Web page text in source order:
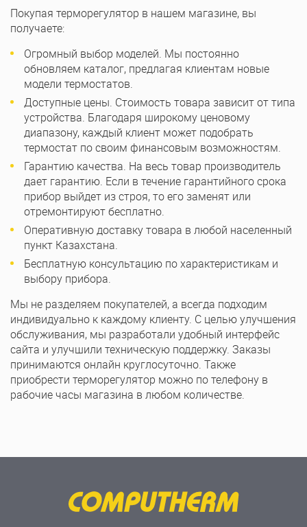
Покупая терморегулятор в нашем магазине, вы
получаете:
Огромный выбор моделей. Мы постоянно
обновляем каталог, предлагая клиентам новые
модели термостатов.
Доступные цены. Стоимость товара зависит от типа
устройства. Благодаря широкому ценовому
диапазону, каждый клиент может подобрать
термостат по своим финансовым возможностям.
Гарантию качества. На весь товар производитель
дает гарантию. Если в течение гарантийного срока
прибор выйдет из строя, то его заменят или
отремонтируют бесплатно.
Оперативную доставку товара в любой населенный
пункт Казахстана.
Бесплатную консультацию по характеристикам и
выбору прибора.
Мы не разделяем покупателей, а всегда подходим
индивидуально к каждому клиенту. С целью улучшения
обслуживания, мы разработали удобный интерфейс
сайта и улучшили техническую поддержку. Заказы
принимаются онлайн круглосуточно. Также
приобрести терморегулятор можно по телефону в
рабочие часы магазина в любом количестве.